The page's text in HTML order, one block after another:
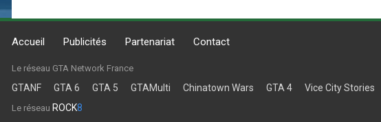
Accueil Publicités Partenariat Contact
Le réseau GTA Network France
GTANF GTA 6 GTA 5 GTAMulti Chinatown Wars GTA 4 Vice City Stories
Le réseau ROCK8